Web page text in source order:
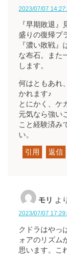
2023/07/07
『早期敗退
盛りの復帰プ
『濃い敗戦
な布石。また
します。
何はともあれ
かれます♪
とにかく、ケ
元気なら強い
こと経験済み
い。
引用 返信
モリ よ
2023/07/07
クドラはやっ
ォアのリズム
思います。こ